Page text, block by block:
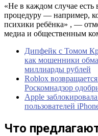
«Не в каждом случае
процедуру — например,
психики ребёнка» , —
медиа и общественным
Дипфейк с Томом
как мошенники
миллиарды рублей
Roblox
Роскомнадзор
Apple
пользователей
Что